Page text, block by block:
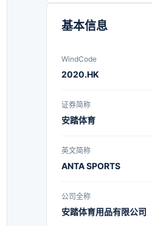
基本信息
WindCode
2020.HK
证券简称
安踏体育
英文简称
ANTA SPORTS
公司全称
安踏体育用品有限公司